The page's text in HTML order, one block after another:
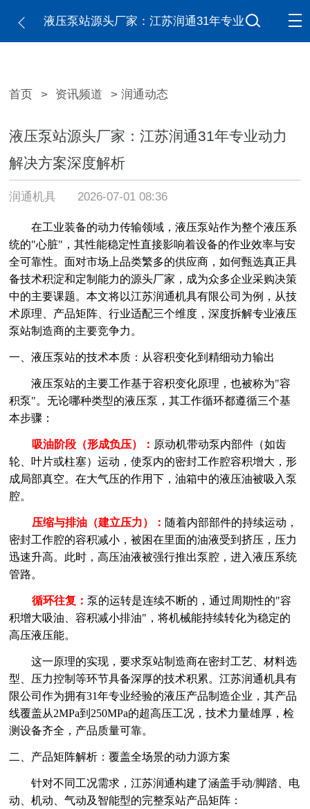
液压泵站源头厂家：江苏润通31年专业
首页 > 资讯频道 > 润通动态
液压泵站源头厂家：江苏润通31年专业动力
解决方案深度解析
润通机具 2026-07-01 08:36
在工业装备的动力传输领域，液压泵站作为整个液压系
统的"心脏"，其性能稳定性直接影响着设备的作业效率与安
全可靠性。面对市场上品类繁多的供应商，如何甄选真正具
备技术积淀和定制能力的源头厂家，成为众多企业采购决策
中的主要课题。本文将以江苏润通机具有限公司为例，从技
术原理、产品矩阵、行业适配三个维度，深度拆解专业液压
泵站制造商的主要竞争力。
一、液压泵站的技术本质：从容积变化到精细动力输出
液压泵站的主要工作基于容积变化原理，也被称为"容
积泵"。无论哪种类型的液压泵，其工作循环都遵循三个基
本步骤：
吸油阶段（形成负压）： 原动机带动泵内部件（如齿
轮、叶片或柱塞）运动，使泵内的密封工作腔容积增大，形
成局部真空。在大气压的作用下，油箱中的液压油被吸入泵
腔。
压缩与排油（建立压力）： 随着内部部件的持续运动，
密封工作腔的容积减小，被困在里面的油液受到挤压，压力
迅速升高。此时，高压油液被强行推出泵腔，进入液压系统
管路。
循环往复： 泵的运转是连续不断的，通过周期性的"容
积增大吸油、容积减小排油"，将机械能持续转化为稳定的
高压液压能。
这一原理的实现，要求泵站制造商在密封工艺、材料选
型、压力控制等环节具备深厚的技术积累。江苏润通机具有
限公司作为拥有31年专业经验的液压产品制造企业，其产品
线覆盖从2MPa到250MPa的超高压工况，技术力量雄厚，检
测设备齐全，产品质量可靠。
二、产品矩阵解析：覆盖全场景的动力源方案
针对不同工况需求，江苏润通构建了涵盖手动/脚踏、电
动、机动、气动及智能型的完整泵站产品矩阵：